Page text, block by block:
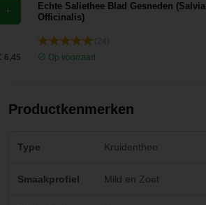
6,45
Echte Saliethee Blad Gesneden (Salvia
Officinalis)
Op voorraad
Productkenmerken
Type Kruidenthee
Smaakprofiel Mild en Zoet